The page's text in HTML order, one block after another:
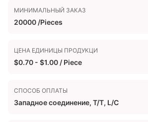
МИНИМАЛЬНЫЙ ЗАКАЗ
20000 /Pieces
ЦЕНА ЕДИНИЦЫ ПРОДУКЦИ
$0.70 - $1.00 / Piece
СПОСОБ ОПЛАТЫ
Западное соединение, T/T, L/C